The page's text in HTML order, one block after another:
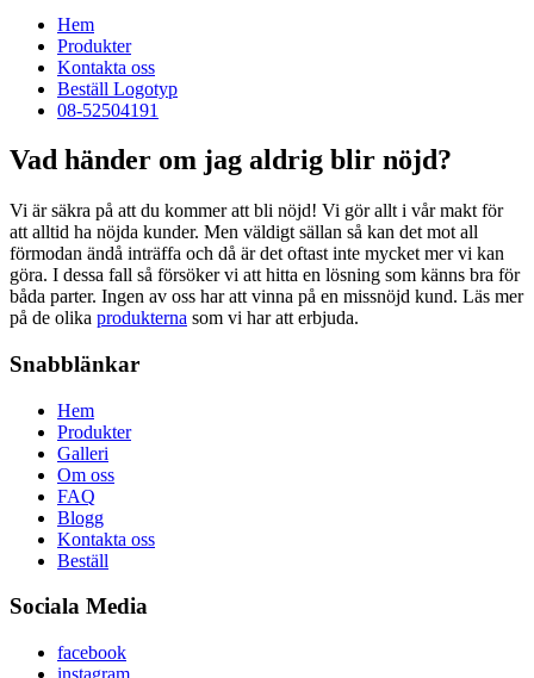
Hem
Produkter
Kontakta oss
Beställ Logotyp
08-52504191
Vad händer om jag aldrig blir nöjd?
Vi är säkra på att du kommer att bli nöjd! Vi gör allt i vår makt för
att alltid ha nöjda kunder. Men väldigt sällan så kan det mot all
förmodan ändå inträffa och då är det oftast inte mycket mer vi kan
göra. I dessa fall så försöker vi att hitta en lösning som känns bra för
båda parter. Ingen av oss har att vinna på en missnöjd kund. Läs mer
på de olika produkterna som vi har att erbjuda.
Snabblänkar
Hem
Produkter
Galleri
Om oss
FAQ
Blogg
Kontakta oss
Beställ
Sociala Media
facebook